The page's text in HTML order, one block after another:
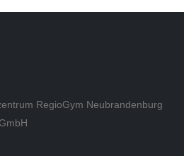
RegioGym Neubrandenburg